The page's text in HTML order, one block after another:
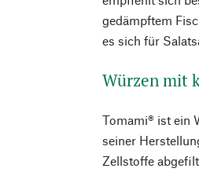
gedämpftem
es sich für
Würzen mit
Tomami® ist ein
seiner
Zellstoffe